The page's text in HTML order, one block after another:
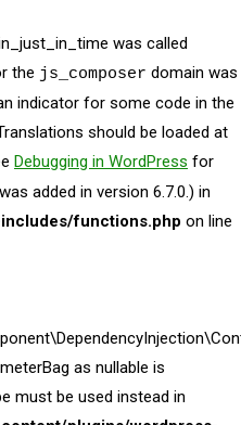
was called
the js_composer domain was
indicator for some code in the
should be loaded at
Debugging in WordPress for
added in version 6.7.0.) in
functions.php on line
as nullable is
must be used instead in